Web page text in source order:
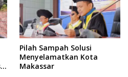
Pilah Sampah Solusi
Menyelamatkan Kota
Makassar